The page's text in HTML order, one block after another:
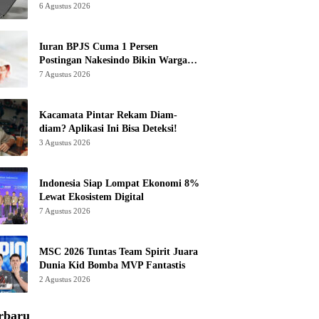
6 Agustus 2026
Iuran BPJS Cuma 1 Persen
Postingan Nakesindo Bikin Warganet
Murka
7 Agustus 2026
Kacamata Pintar Rekam Diam-
diam? Aplikasi Ini Bisa Deteksi!
3 Agustus 2026
Indonesia Siap Lompat Ekonomi 8%
Lewat Ekosistem Digital
7 Agustus 2026
MSC 2026 Tuntas Team Spirit Juara
Dunia Kid Bomba MVP Fantastis
2 Agustus 2026